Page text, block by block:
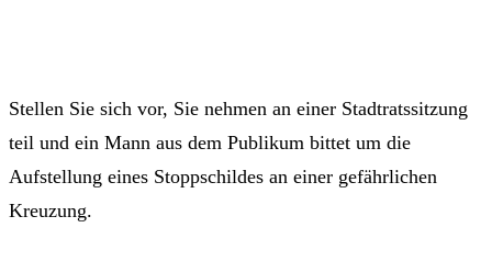
Stellen Sie sich vor, Sie nehmen an einer Stadtratssitzung
teil und ein Mann aus dem Publikum bittet um die
Aufstellung eines Stoppschildes an einer gefährlichen
Kreuzung.